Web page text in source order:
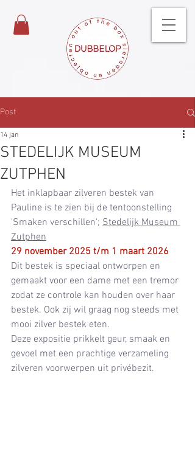
Post
STEDELIJK MUSEUM
ZUTPHEN
14 jan
Het inklapbaar zilveren bestek van
Pauline is te zien bij de tentoonstelling
'Smaken verschillen'; Stedelijk Museum
Zutphen
29 november 2025 t/m 1 maart 2026
Dit bestek is speciaal ontworpen en
gemaakt voor een dame met een tremor
zodat ze controle kan houden over haar
bestek. Ook zij wil graag nog steeds met
mooi zilver bestek eten.
Deze expositie prikkelt geur, smaak en
gevoel met een prachtige verzameling
zilveren voorwerpen uit privébezit.